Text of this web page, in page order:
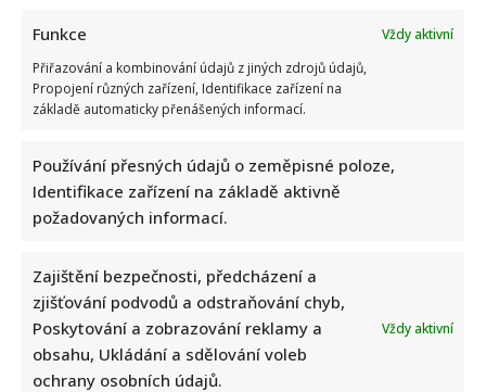
Funkce
Vždy aktivní
Přiřazování a kombinování údajů z jiných zdrojů údajů,
Propojení různých zařízení, Identifikace zařízení na
základě automaticky přenášených informací.
Používání přesných údajů o zeměpisné poloze,
Identifikace zařízení na základě aktivně
požadovaných informací.
Zajištění bezpečnosti, předcházení a
zjišťování podvodů a odstraňování chyb,
Poskytování a zobrazování reklamy a
obsahu, Ukládání a sdělování voleb
ochrany osobních údajů.
Vždy aktivní